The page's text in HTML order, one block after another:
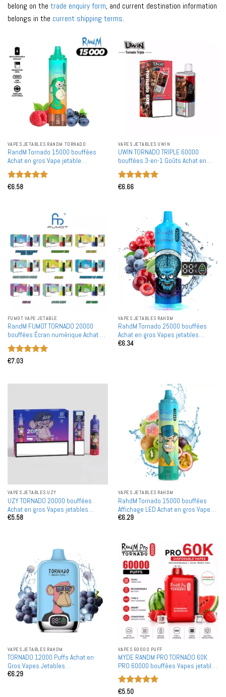
belong on the trade enquiry form, and current destination information
belongs in the current shipping terms.
VAPES JETABLES RANDM TORNADO
RandM Tornado 15000 bouffées
Achat en gros Vape jetable
rechargeable en gros
Note
€6.58
VAPES JETABLES UWIN
UWIN TORNADO TRIPLE 60000
bouffées 3-en-1 Goûts Achat en
gros 60K Vapes jetables
rechargeables en gros
Note
€6.66
FUMOT VAPE JETABLE
RandM FUMOT TORNADO 20000
bouffées Écran numérique Achat en
gros Vapes jetables rechargeables
en gros
Note
€7.03
VAPES JETABLES RAHDM
RahdM Tornado 25000 bouffées
Achat en gros Vapes jetables
rechargeables en gros
€6.34
VAPES JETABLES UZY
UZY TORNADO 20000 bouffées
Achat en gros Vapes jetables
rechargeables
€5.58
VAPES JETABLES RAHDM
RahdM Tornado 15000 bouffées
Affichage LED Achat en gros Vapes
jetables rechargeables en vente en
€6.29
VAPES JETABLES RAHDM
TORNADO 12000 Puffs Achat en
Gros Vapes Jetables
Rechargeables en Gros
€6.29
VAPES 60000 PUFF
MYDE RANDM PRO TORNADO 60K
PRO 60000 bouffées Vapes jetables
Premium Double bobine maille
Achat en gros en vrac
Note
€5.50